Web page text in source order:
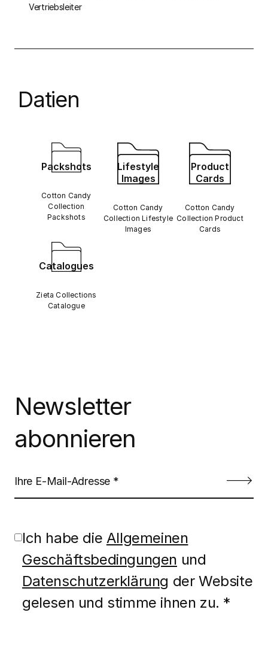
Vertriebsleiter
Datien
Packshots
Cotton Candy
Collection
Packshots
Lifestyle
Images
Cotton Candy
Collection Lifestyle
Images
Product
Cards
Cotton Candy
Collection Product
Cards
Catalogues
Zieta Collections
Catalogue
Newsletter
abonnieren
Ich habe die Allgemeinen
Geschäftsbedingungen und
Datenschutzerklärung der Website
gelesen und stimme ihnen zu. *